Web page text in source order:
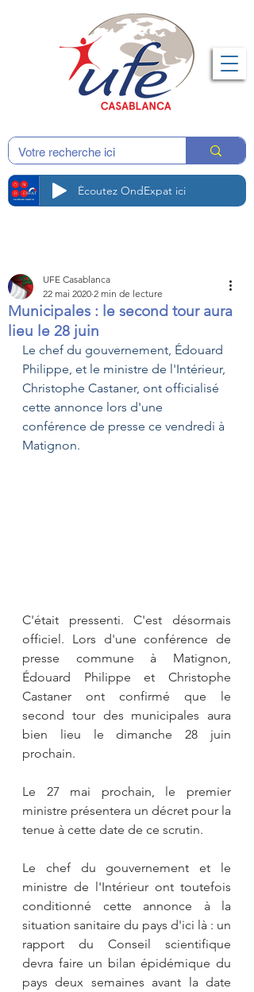
Écoutez OndExpat ici
Municipales : le second tour aura
lieu le 28 juin
UFE Casablanca
22 mai 2020 2 min de lecture
Le chef du gouvernement, Édouard
Philippe, et le ministre de l'Intérieur,
Christophe Castaner, ont officialisé
cette annonce lors d'une
conférence de presse ce vendredi à
Matignon.
C'était pressenti. C'est désormais
officiel. Lors d'une conférence de
presse commune à Matignon,
Édouard Philippe et Christophe
Castaner ont confirmé que le
second tour des municipales aura
bien lieu le dimanche 28 juin
prochain.
Le 27 mai prochain, le premier
ministre présentera un décret pour la
tenue à cette date de ce scrutin.
Le chef du gouvernement et le
ministre de l'Intérieur ont toutefois
conditionné cette annonce à la
situation sanitaire du pays d'ici là : un
rapport du Conseil scientifique
devra faire un bilan épidémique du
pays deux semaines avant la date